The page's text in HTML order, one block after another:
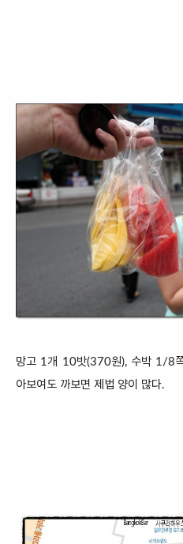
망고 1개 10밧(370원), 수박 1/8
아보여도 까보면 제법 양이 많다.